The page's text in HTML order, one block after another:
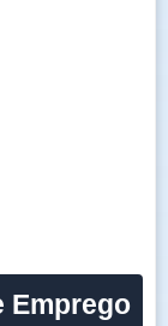
Emprego